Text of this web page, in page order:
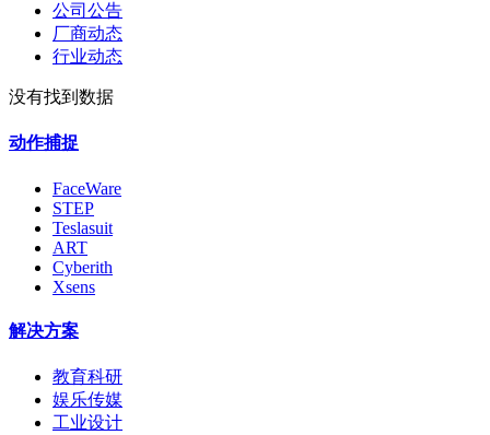
公司公告
厂商动态
行业动态
没有找到数据
动作捕捉
FaceWare
STEP
Teslasuit
ART
Cyberith
Xsens
解决方案
教育科研
娱乐传媒
工业设计